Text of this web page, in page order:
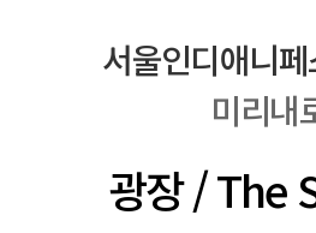
서울인디애니
미리내
광장 / The